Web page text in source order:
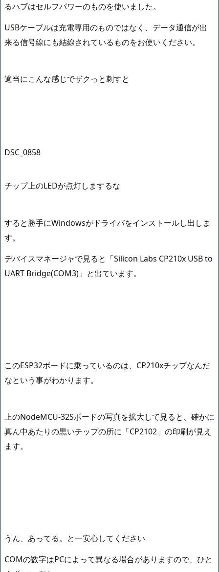
るハブはセルフパワーのものを使いました。
USBケーブルは充電専用のものではなく、データ通信が出
来る信号線にも結線されているものをお使いください。
適当にこんな感じでザクっと刺すと
DSC_0858
チップ上のLEDが点灯しまするな
すると勝手にWindowsがドライバをインストールし出しま
す。
デバイスマネージャで見ると「Silicon Labs CP210x USB to
UART Bridge(COM3)」と出ています。
このESP32ボードに乗っているのは、CP210xチップなんだ
なという事がわかります。
上のNodeMCU-32Sボードの写真を拡大して見ると、確かに
真ん中あたりの黒いチップの所に「CP2102」の印刷が見え
ます。
うん、あってる。と一安心してください
COMの数字はPCによって異なる場合がありますので、ひと